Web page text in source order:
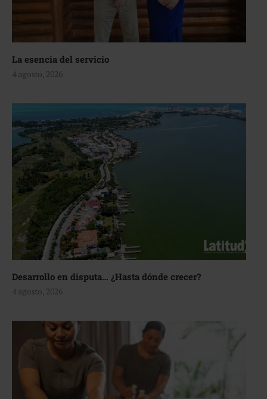
La esencia del servicio
4 agosto, 2026
Desarrollo en disputa… ¿Hasta dónde crecer?
4 agosto, 2026